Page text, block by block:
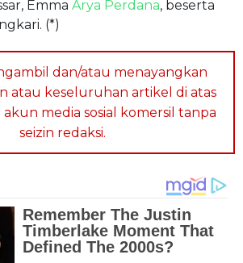
Emma Arya Perdana, beserta
(*)
dan/atau menayangkan
atau keseluruhan artikel di atas
media sosial komersil tanpa
seizin redaksi.